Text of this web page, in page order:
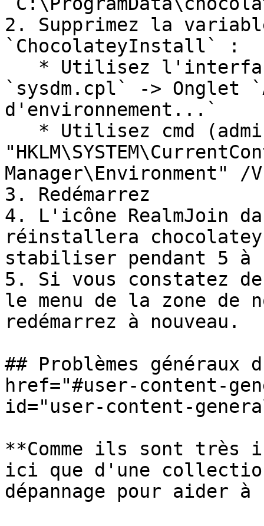
2. Supprimez la
`ChocolateyInstall` :
`sysdm.cpl` -> Onglet
d'environnement...`
Manager\Environment"
3. Redémarrez
4. L'icône RealmJoin
réinstallera
stabiliser pendant 5 à
5. Si vous constatez
le menu de la zone de
redémarrez à nouveau.
## Problèmes
href="#user-content-
id="user-content-
**Comme ils sont
ici que d'une
dépannage pour aider